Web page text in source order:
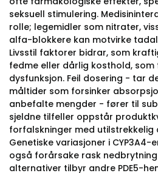
seksuell stimulering.
rolle; legemidler som nitrater,
alfa-blokkere kan motvirke
Livsstil faktorer bidrar, som
fedme eller dårlig kosthold,
dysfunksjon. Feil dosering - tar
måltider som forsinker
anbefalte mengder - fører til
sjeldne tilfeller oppstår
forfalskninger med utilstrekkelig
Genetiske variasjoner i
også forårsake rask
alternativer tilbyr andre PDE5-